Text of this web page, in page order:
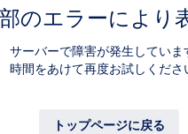
のエラーにより
サーバーで障害が発生していま
時間をあけて再度お試しくださ
トップページに戻る